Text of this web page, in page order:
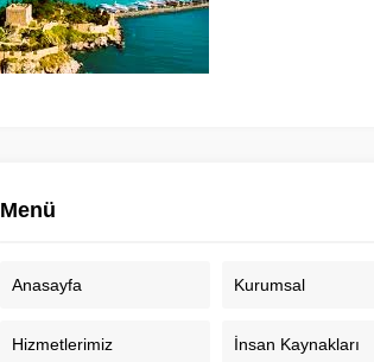
Menü
Anasayfa Kurumsal
Hizmetlerimiz İnsan Kaynakları